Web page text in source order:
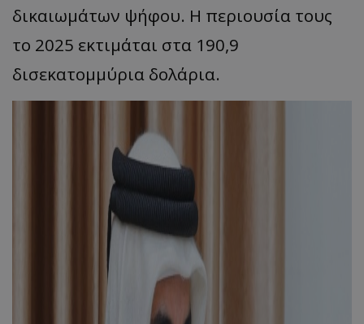
δικαιωμάτων ψήφου. Η περιουσία τους
το 2025 εκτιμάται στα 190,9
δισεκατομμύρια δολάρια.